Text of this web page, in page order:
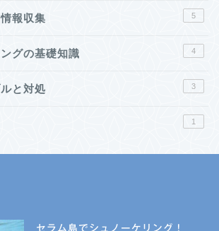
報収集 5
グの基礎知識 4
と対処 3
1
セラム島でシュノーケリング！